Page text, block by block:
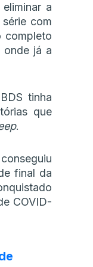
a
com
completo
onde já a
tinha
que
.
final da
COVID-